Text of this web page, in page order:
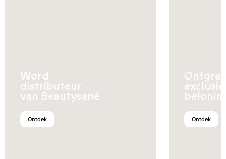
Word
distributeur
van Beautysané
Ontdek Ontdek